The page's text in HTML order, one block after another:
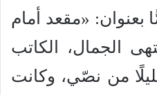
بعنوان: «مقعد أمام
الجمال، الكاتب
من نصّي، وكانت